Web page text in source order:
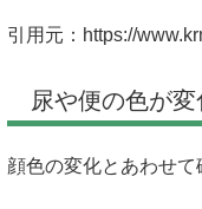
引用元： https://
尿や便の色が
顔色の変化とあわせて